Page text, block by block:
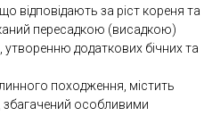
відповідають за ріст кореня та
пересадкою (висадкою)
додаткових бічних та
походження, містить
збагачений особливими